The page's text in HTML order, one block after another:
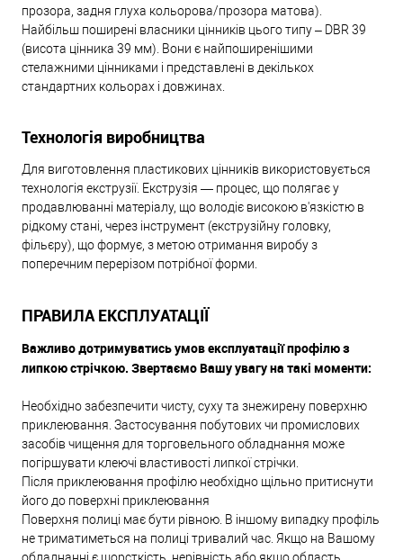
прозора, задня глуха кольорова/прозора матова).
Найбільш поширені власники цінників цього типу – DBR 39
(висота цінника 39 мм). Вони є найпоширенішими
стелажними цінниками і представлені в декількох
стандартних кольорах і довжинах.
Технологія виробництва
Для виготовлення пластикових цінників використовується
технологія екструзії. Екструзія — процес, що полягає у
продавлюванні матеріалу, що володіє високою в'язкістю в
рідкому стані, через інструмент (екструзійну головку,
фільєру), що формує, з метою отримання виробу з
поперечним перерізом потрібної форми.
ПРАВИЛА ЕКСПЛУАТАЦІЇ
Важливо дотримуватись умов експлуатації профілю з
липкою стрічкою. Звертаємо Вашу увагу на такі моменти:
Необхідно забезпечити чисту, суху та знежирену поверхню
приклеювання. Застосування побутових чи промислових
засобів чищення для торговельного обладнання може
погіршувати клеючі властивості липкої стрічки.
Після приклеювання профілю необхідно щільно притиснути
його до поверхні приклеювання
Поверхня полиці має бути рівною. В іншому випадку профіль
не триматиметься на полиці тривалий час. Якщо на Вашому